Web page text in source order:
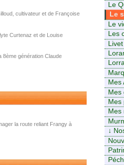
Le
Le
Le
Les
Mes
mes
Mes
Mes
et
Mes
↓
cultivateur et de Françoise
Curtenaz et de Louise
8ème génération Claude
la route reliant Frangy à